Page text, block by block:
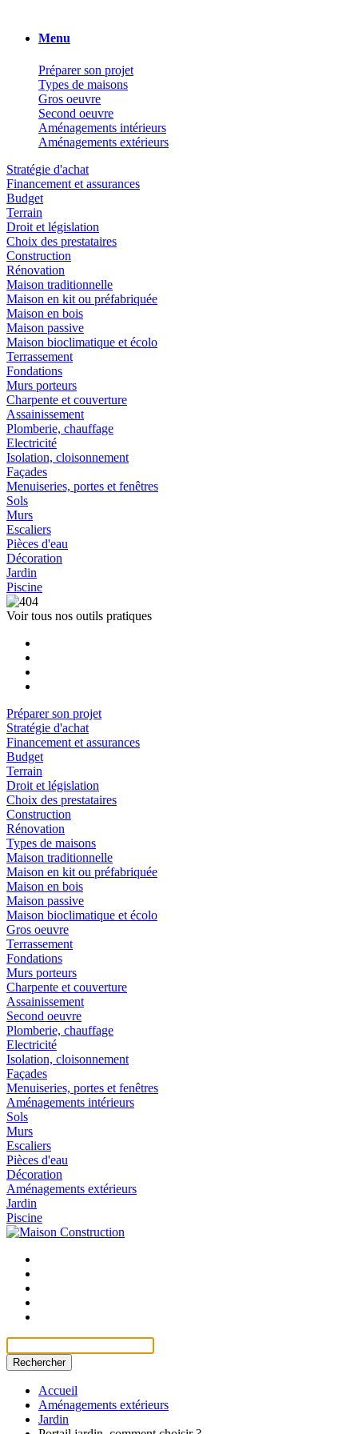
Menu
Préparer son projet
Types de maisons
Gros oeuvre
Second oeuvre
Aménagements intérieurs
Aménagements extérieurs
Stratégie d'achat
Financement et assurances
Budget
Terrain
Droit et législation
Choix des prestataires
Construction
Rénovation
Maison traditionnelle
Maison en kit ou préfabriquée
Maison en bois
Maison passive
Maison bioclimatique et écolo
Terrassement
Fondations
Murs porteurs
Charpente et couverture
Assainissement
Plomberie, chauffage
Electricité
Isolation, cloisonnement
Façades
Menuiseries, portes et fenêtres
Sols
Murs
Escaliers
Pièces d'eau
Décoration
Jardin
Piscine
Voir tous nos outils pratiques
Préparer son projet
Stratégie d'achat
Financement et assurances
Budget
Terrain
Droit et législation
Choix des prestataires
Construction
Rénovation
Types de maisons
Maison traditionnelle
Maison en kit ou préfabriquée
Maison en bois
Maison passive
Maison bioclimatique et écolo
Gros oeuvre
Terrassement
Fondations
Murs porteurs
Charpente et couverture
Assainissement
Second oeuvre
Plomberie, chauffage
Electricité
Isolation, cloisonnement
Façades
Menuiseries, portes et fenêtres
Aménagements intérieurs
Sols
Murs
Escaliers
Pièces d'eau
Décoration
Aménagements extérieurs
Jardin
Piscine
Rechercher
Accueil
Aménagements extérieurs
Jardin